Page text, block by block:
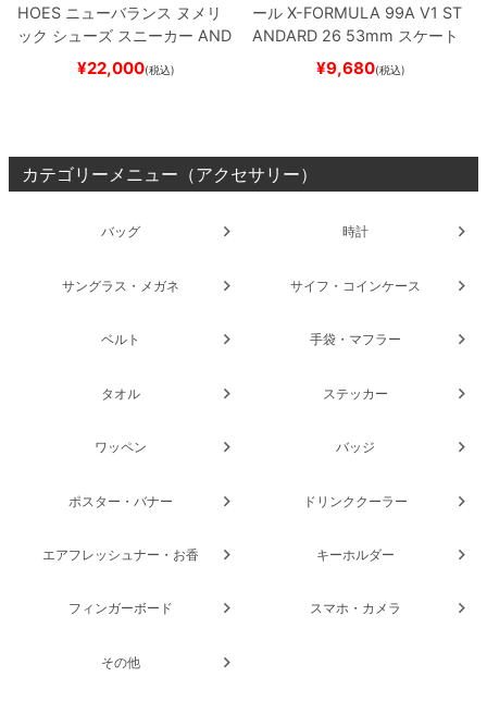
HOES ニューバランス ヌメリ
ック シューズ スニーカー AND
REW REYNOLDS 933
BROWN/BLACKスケート
¥22,000(税込)
ール X-FORMULA 99A V1 ST
ANDARD 26 53mm スケート
ボード スケボー
¥9,680(税込)
カテゴリーメニュー（アクセサリー）
バッグ 時計
サングラス・メガネ サイフ・コインケース
ベルト 手袋・マフラー
タオル ステッカー
ワッペン バッジ
ポスター・バナー ドリンククーラー
エアフレッシュナー・お香 キーホルダー
フィンガーボード スマホ・カメラ
その他